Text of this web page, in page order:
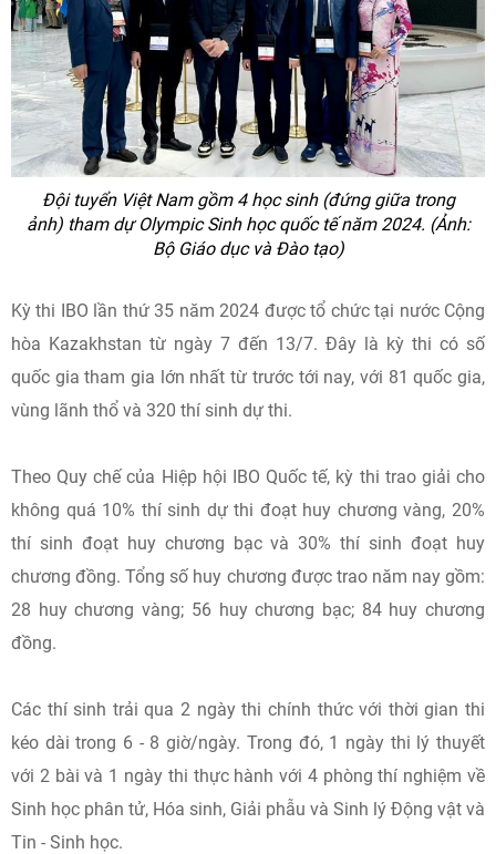
Đội tuyển Việt Nam gồm 4 học sinh (đứng giữa trong
ảnh) tham dự Olympic Sinh học quốc tế năm 2024. (Ảnh:
Bộ Giáo dục và Đào tạo)
Kỳ thi IBO lần thứ 35 năm 2024 được tổ chức tại nước Cộng
hòa Kazakhstan từ ngày 7 đến 13/7. Đây là kỳ thi có số
quốc gia tham gia lớn nhất từ trước tới nay, với 81 quốc gia,
vùng lãnh thổ và 320 thí sinh dự thi.
Theo Quy chế của Hiệp hội IBO Quốc tế, kỳ thi trao giải cho
không quá 10% thí sinh dự thi đoạt huy chương vàng, 20%
thí sinh đoạt huy chương bạc và 30% thí sinh đoạt huy
chương đồng. Tổng số huy chương được trao năm nay gồm:
28 huy chương vàng; 56 huy chương bạc; 84 huy chương
đồng.
Các thí sinh trải qua 2 ngày thi chính thức với thời gian thi
kéo dài trong 6 - 8 giờ/ngày. Trong đó, 1 ngày thi lý thuyết
với 2 bài và 1 ngày thi thực hành với 4 phòng thí nghiệm về
Sinh học phân tử, Hóa sinh, Giải phẫu và Sinh lý Động vật và
Tin - Sinh học.